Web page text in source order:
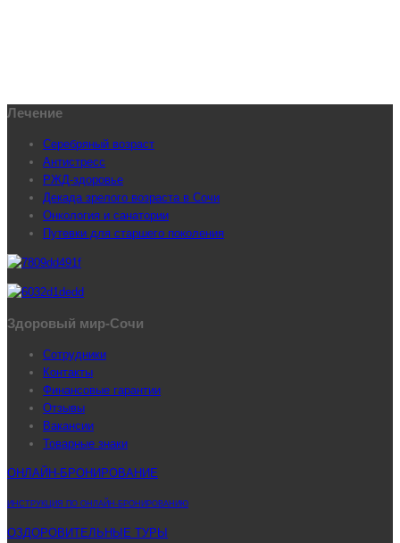
Лечение
Серебряный возраст
Антистресс
РЖД-здоровье
Декада зрелого возраста в Сочи
Онкология и санатории
Путевки для старшего поколения
Здоровый мир-Сочи
Сотрудники
Контакты
Финансовые гарантии
Отзывы
Вакансии
Товарные знаки
ОНЛАЙН-БРОНИРОВАНИЕ
ИНСТРУКЦИЯ ПО ОНЛАЙН-БРОНИРОВАНИЮ
ОЗДОРОВИТЕЛЬНЫЕ ТУРЫ